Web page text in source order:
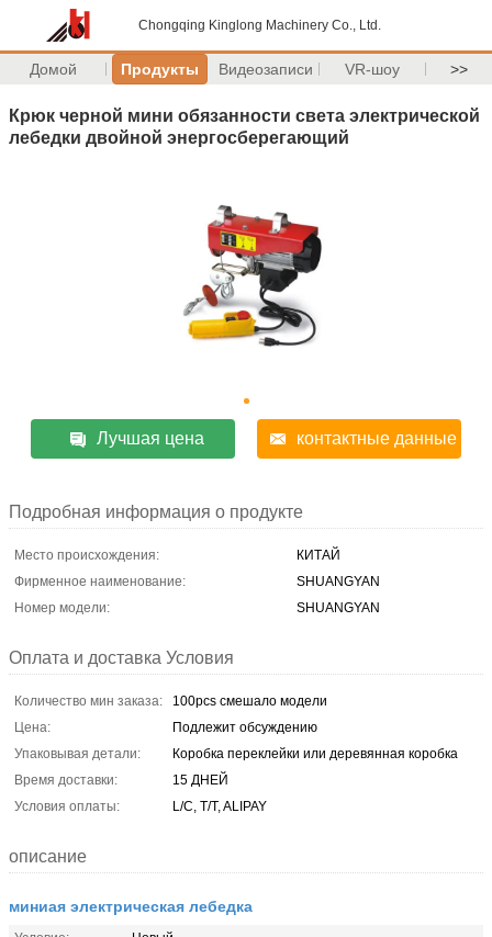
Chongqing Kinglong Machinery Co., Ltd.
Домой Продукты Видеозаписи VR-шоу >>
Крюк черной мини обязанности света электрической
лебедки двойной энергосберегающий
Лучшая цена контактные данные
Подробная информация о продукте
Место происхождения:
КИТАЙ
Фирменное наименование:
SHUANGYAN
Номер модели:
SHUANGYAN
Оплата и доставка Условия
Количество мин заказа:
100pcs смешало модели
Цена:
Подлежит обсуждению
Упаковывая детали:
Коробка переклейки или деревянная коробка
Время доставки:
15 ДНЕЙ
Условия оплаты:
L/C, T/T, ALIPAY
описание
миниая электрическая лебедка